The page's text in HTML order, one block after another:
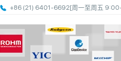
+86 (21) 6401-6692[周一至周五